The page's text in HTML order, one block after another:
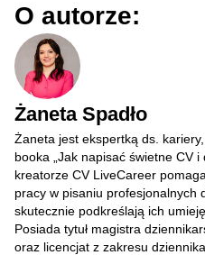
O autorze:
Żaneta Spadło
Żaneta jest ekspertką ds.
booka „Jak napisać świetne CV i
kreatorze CV LiveCareer
pracy w pisaniu profesjonalnych
skutecznie podkreślają ich
Posiada tytuł magistra
oraz licencjat z zakresu